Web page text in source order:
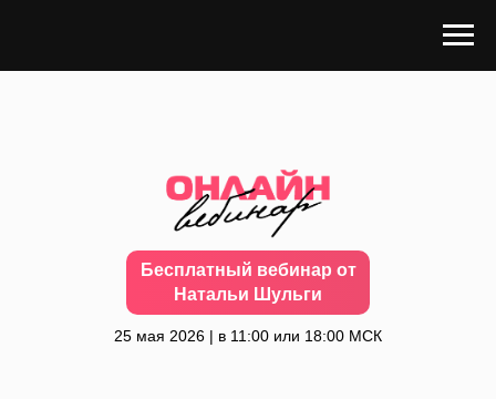
Бесплатный вебинар от
Натальи Шульги
25 мая 2026 | в 11:00 или 18:00 МСК